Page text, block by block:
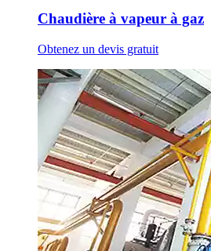
Chaudière à vapeur à gaz
Obtenez un devis gratuit